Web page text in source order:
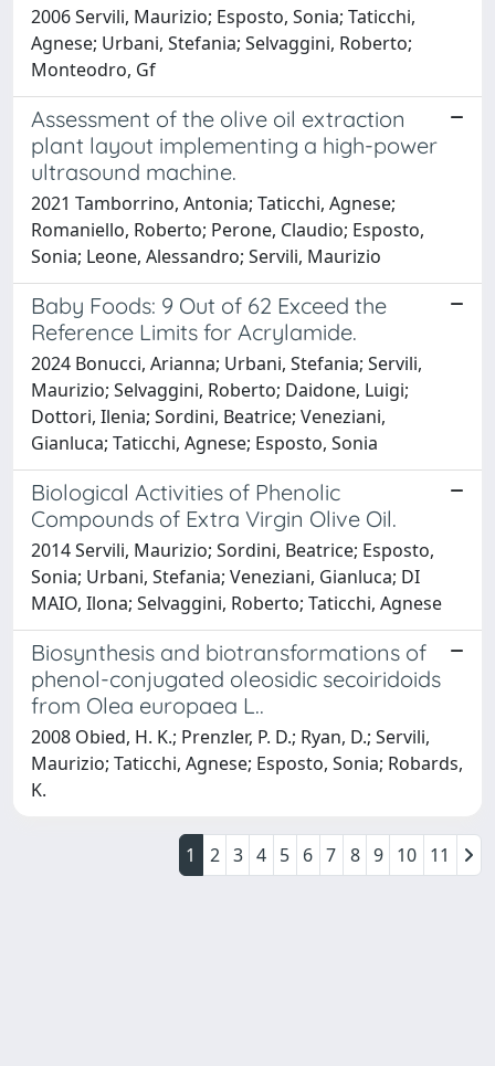
2006 Servili, Maurizio; Esposto, Sonia; Taticchi,
Agnese; Urbani, Stefania; Selvaggini, Roberto;
Monteodro, Gf
Assessment of the olive oil extraction
plant layout implementing a high-power
ultrasound machine.
2021 Tamborrino, Antonia; Taticchi, Agnese;
Romaniello, Roberto; Perone, Claudio; Esposto,
Sonia; Leone, Alessandro; Servili, Maurizio
Baby Foods: 9 Out of 62 Exceed the
Reference Limits for Acrylamide.
2024 Bonucci, Arianna; Urbani, Stefania; Servili,
Maurizio; Selvaggini, Roberto; Daidone, Luigi;
Dottori, Ilenia; Sordini, Beatrice; Veneziani,
Gianluca; Taticchi, Agnese; Esposto, Sonia
Biological Activities of Phenolic
Compounds of Extra Virgin Olive Oil.
2014 Servili, Maurizio; Sordini, Beatrice; Esposto,
Sonia; Urbani, Stefania; Veneziani, Gianluca; DI
MAIO, Ilona; Selvaggini, Roberto; Taticchi, Agnese
Biosynthesis and biotransformations of
phenol-conjugated oleosidic secoiridoids
from Olea europaea L..
2008 Obied, H. K.; Prenzler, P. D.; Ryan, D.; Servili,
Maurizio; Taticchi, Agnese; Esposto, Sonia; Robards,
K.
1 2 3 4 5 6 7 8 9 10 11